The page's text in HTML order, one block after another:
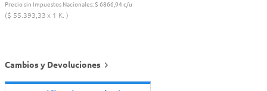
Precio sin Impuestos Nacionales:$ 6866,94 c/u
$ 55.393,33 1 K.
Cambios y Devoluciones